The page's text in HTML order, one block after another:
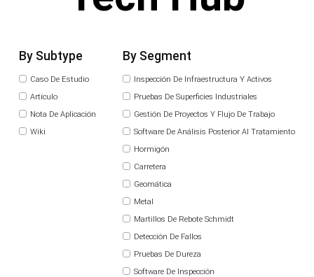
By Subtype
Caso De Estudio
Artículo
Nota De Aplicación
Wiki
By Segment
Inspección De Infraestructura Y Activos
Pruebas De Superficies Industriales
Gestión De Proyectos Y Flujo De Trabajo
Software De Análisis Posterior Al Tratamiento
Hormigón
Carretera
Geomática
Metal
Martillos De Rebote Schmidt
Detección De Fallos
Pruebas De Dureza
Software De Inspección